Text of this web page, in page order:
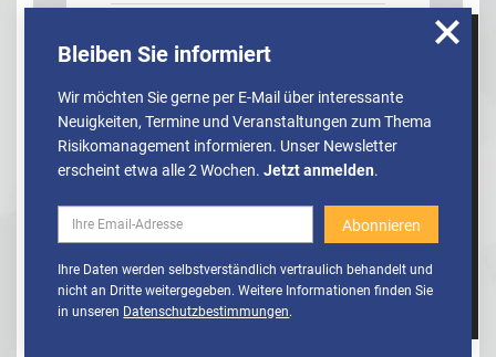
Wir nutzen Cookies, um u.A. anonymisierte
Informationen über die Nutzung unserer
Webseite zu erhalten und unser Angebot so
stetig verbessern zu können. Weitere
Informationen finden Sie in unserer
deaktivieren
Cookies aktivieren
Themengebiete
WIRTSCHAFT RISK MANAGEMENT
Bleiben Sie informiert
Wir möchten Sie gerne per E-Mail über interessante
Neuigkeiten, Termine und Veranstaltungen zum Thema
Risikomanagement informieren. Unser Newsletter
erscheint etwa alle 2 Wochen.Jetzt anmelden.
Ihre Daten werden selbstverständlich vertraulich behandelt und
nicht an Dritte weitergegeben. Weitere Informationen finden Sie
in unseren Datenschutzbestimmungen.